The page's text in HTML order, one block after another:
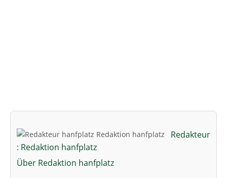
Redakteur
: Redaktion hanfplatz
Über Redaktion hanfplatz